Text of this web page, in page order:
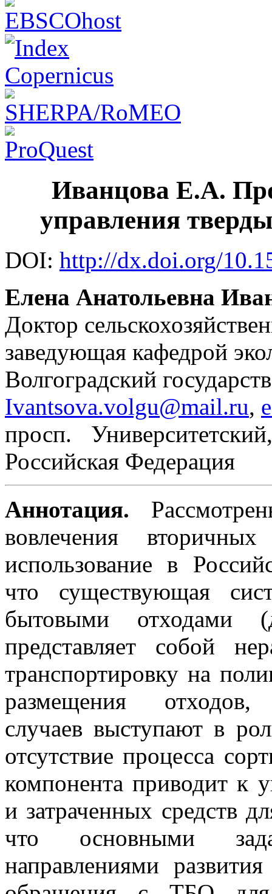
Иванцова Е.А.
управления
DOI: http://dx.doi.org/
Елена Анатольевна
Доктор
заведующая кафедрой
Волгоградский
Ivantsova.volgu@mail.ru,
просп.
Российская Федерация
Аннотация.
вовлечения
использование в
что существующая
бытовыми
представляет собой
транспортировку на
размещения
случаев выступают в
отсутствие процесса
компонента приводит к
и затраченных средств
что основными
направлениями